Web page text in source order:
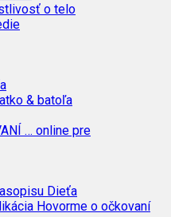
o telo
& batoľa
… online pre
Dieťa
Hovorme o očkovaní